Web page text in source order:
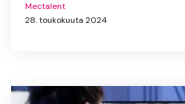
Mectalent
28. toukokuuta 2024